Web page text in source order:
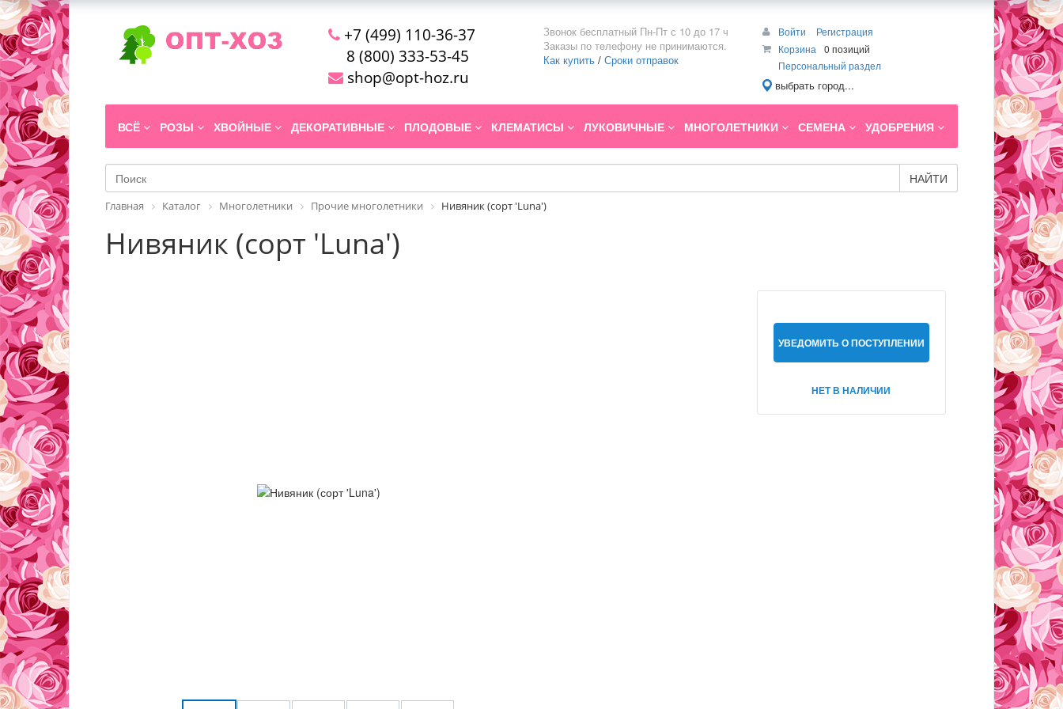
+7 (499) 110-36-37
8 (800) 333-53-45
shop@opt-hoz.ru
Звонок бесплатный Пн-Пт с 10 до 17 ч
Заказы по телефону не принимаются.
Как купить / Сроки отправок
Войти
Регистрация
Корзина
0 позиций
Персональный раздел
выбрать город...
ВСЁ РОЗЫ ХВОЙНЫЕ ДЕКОРАТИВНЫЕ ПЛОДОВЫЕ КЛЕМАТИСЫ ЛУКОВИЧНЫЕ МНОГОЛЕТНИКИ СЕМЕНА УДОБРЕНИЯ
НАЙТИ
Главная Каталог Многолетники Прочие многолетники Нивяник (сорт 'Luna')
Нивяник (сорт 'Luna')
УВЕДОМИТЬ О ПОСТУПЛЕНИИ
НЕТ В НАЛИЧИИ